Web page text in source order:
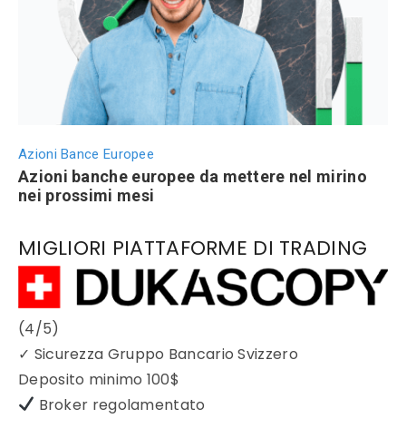
Azioni Bance Europee
Azioni banche europee da mettere nel mirino
nei prossimi mesi
MIGLIORI PIATTAFORME DI TRADING
(4/5)
✓ Sicurezza Gruppo Bancario Svizzero
Deposito minimo 100$
Broker regolamentato